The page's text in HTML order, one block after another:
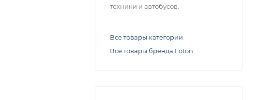
техники и автобусов.
Все товары категории
Все товары бренда Foton